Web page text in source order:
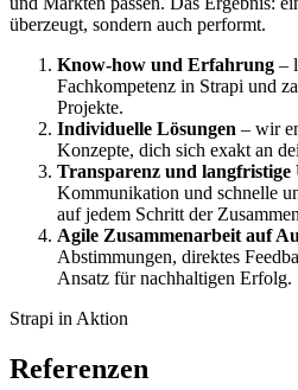
überzeugt, sondern auch performt.
Know-how und Erfahrung –
Fachkompetenz in Strapi und
Projekte.
Individuelle Lösungen – wir
Konzepte, dich sich exakt an
Transparenz und langfristige
Kommunikation und schnelle
auf jedem Schritt der
Agile Zusammenarbeit auf
Abstimmungen, direktes
Ansatz für nachhaltigen Erfolg.
Strapi in Aktion
Referenzen